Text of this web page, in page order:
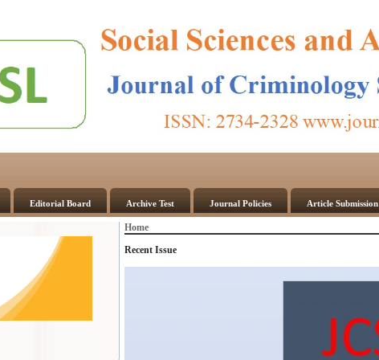
Editorial Board Archive Test Journal Policies Article Submission
Home
Recent Issue